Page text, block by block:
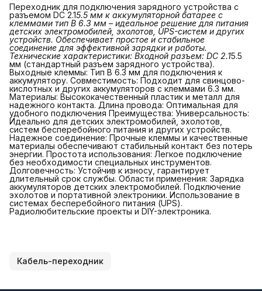
Переходник для подключения зарядного устройства с
разъемом DC 2.15.5 мм к аккумуляторной батарее с
клеммами тип B 6.3 мм – идеальное решение для питания
детских электромобилей, эхолотов, UPS-систем и других
устройств. Обеспечивает простое и стабильное
соединение для эффективной зарядки и работы.
Технические характеристики: Входной разъем: DC 2.15.5
мм (стандартный разъем зарядного устройства).
Выходные клеммы: Тип B 6.3 мм для подключения к
аккумулятору. Совместимость: Подходит для свинцово-
кислотных и других аккумуляторов с клеммами 6.3 мм.
Материалы: Высококачественный пластик и металл для
надежного контакта. Длина провода: Оптимальная для
удобного подключения Преимущества: Универсальность:
Идеально для детских электромобилей, эхолотов,
систем бесперебойного питания и других устройств.
Надежное соединение: Прочные клеммы и качественные
материалы обеспечивают стабильный контакт без потерь
энергии. Простота использования: Легкое подключение
без необходимости специальных инструментов.
Долговечность: Устойчив к износу, гарантирует
длительный срок службы. Области применения: Зарядка
аккумуляторов детских электромобилей. Подключение
эхолотов и портативной электроники. Использование в
системах бесперебойного питания (UPS).
Радиолюбительские проекты и DIY-электроника.
Кабель-переходник